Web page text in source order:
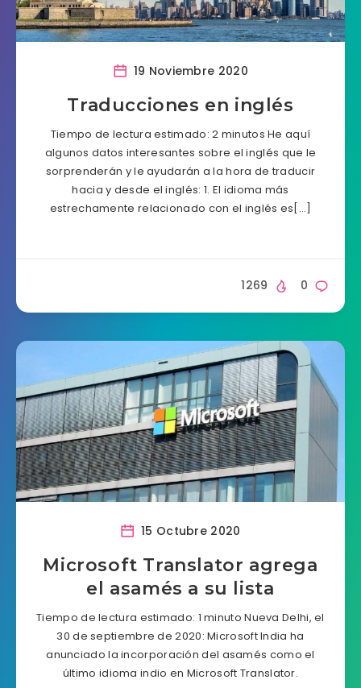
19 Noviembre 2020
Traducciones en inglés
Tiempo de lectura estimado: 2 minutos He aquí
algunos datos interesantes sobre el inglés que le
sorprenderán y le ayudarán a la hora de traducir
hacia y desde el inglés: 1. El idioma más
estrechamente relacionado con el inglés es[…]
0
1269
15 Octubre 2020
Microsoft Translator agrega
el asamés a su lista
Tiempo de lectura estimado: 1 minuto Nueva Delhi, el
30 de septiembre de 2020: Microsoft India ha
anunciado la incorporación del asamés como el
último idioma indio en Microsoft Translator.